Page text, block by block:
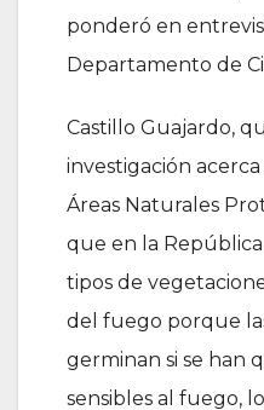
ponderó en
Departamento de
Castillo Guajardo,
investigación
Áreas Naturales
que en la
tipos de
del fuego porque
germinan si se han
sensibles al fuego,